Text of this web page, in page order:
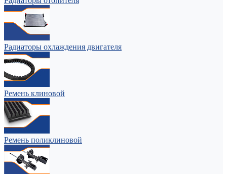
Радиаторы охлаждения двигателя
Ремень клиновой
Ремень поликлиновой